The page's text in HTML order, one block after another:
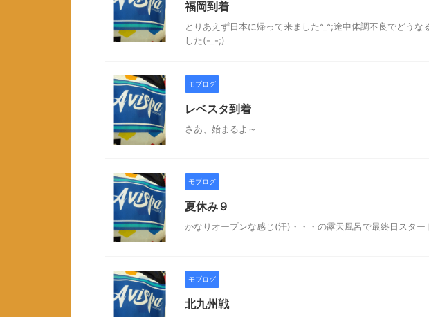
福岡到着
とりあえず日本に帰って来ました^_^;途中体調不良でどう
した(-_-;)
モブログ
レベスタ到着
さあ、始まるよ～
モブログ
夏休み９
かなりオープンな感じ(汗)・・・の露天風呂で最終日スタ
モブログ
北九州戦